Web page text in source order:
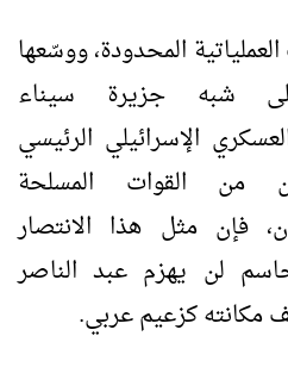
المحدودة، ووسّعها
شبه جزيرة سيناء
الإسرائيلي الرئيسي
القوات المسلحة
فإن مثل هذا الانتصار
لن يهزم عبد الناصر
كزعيم عربي.